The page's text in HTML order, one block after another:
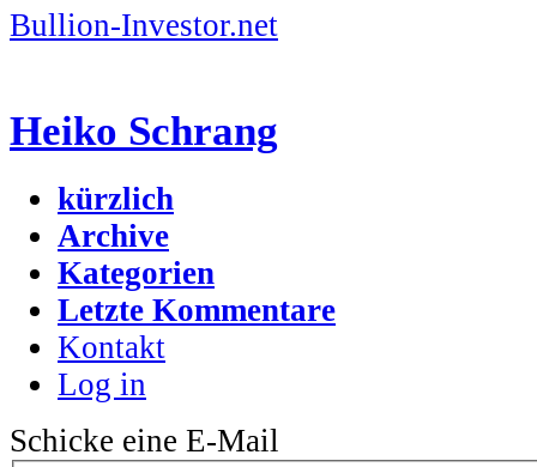
Bullion-Investor.net
Heiko Schrang
kürzlich
Archive
Kategorien
Letzte Kommentare
Kontakt
Log in
Schicke eine E-Mail